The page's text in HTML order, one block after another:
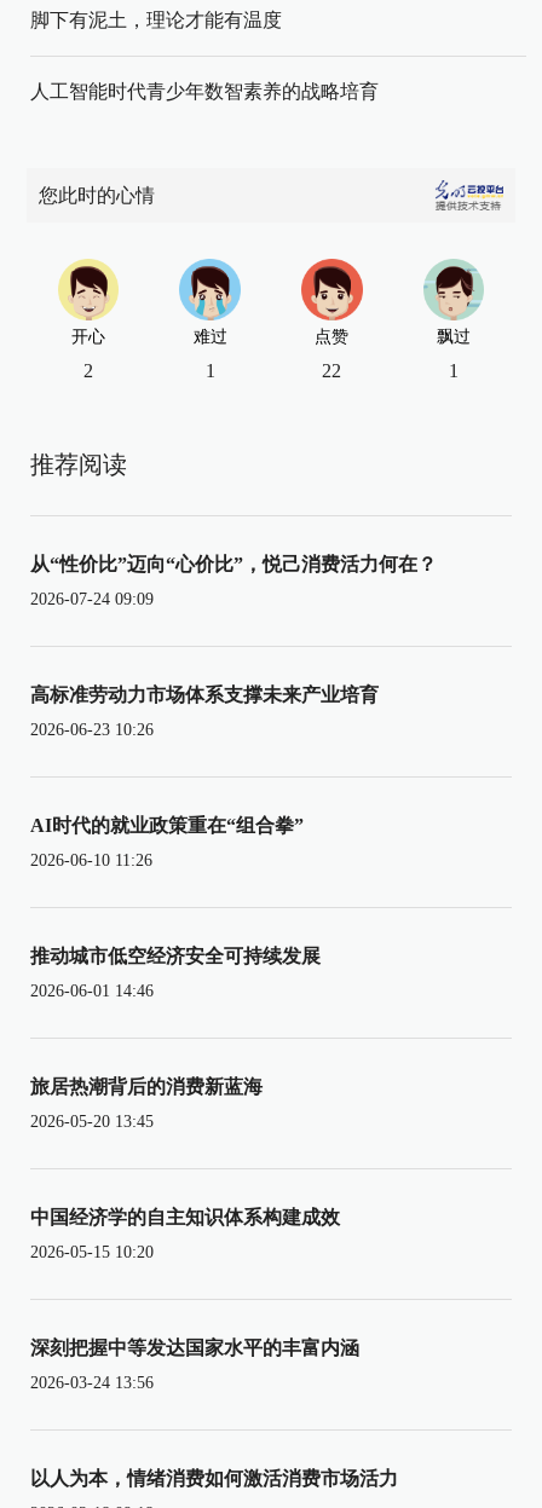
脚下有泥土，理论才能有温度
人工智能时代青少年数智素养的战略培育
您此时的心情
开心
2
难过
1
点赞
22
飘过
1
推荐阅读
从“性价比”迈向“心价比”，悦己消费活力何在？
2026-07-24 09:09
高标准劳动力市场体系支撑未来产业培育
2026-06-23 10:26
AI时代的就业政策重在“组合拳”
2026-06-10 11:26
推动城市低空经济安全可持续发展
2026-06-01 14:46
旅居热潮背后的消费新蓝海
2026-05-20 13:45
中国经济学的自主知识体系构建成效
2026-05-15 10:20
深刻把握中等发达国家水平的丰富内涵
2026-03-24 13:56
以人为本，情绪消费如何激活消费市场活力